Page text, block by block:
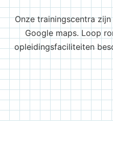
Onze trainingscentra
Google maps. Loop
opleidingsfaciliteiten